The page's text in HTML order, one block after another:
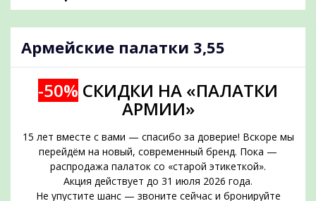
Армейские палатки 3,55
-50% СКИДКИ НА «ПАЛАТКИ
АРМИИ»
15 лет вместе с вами — спасибо за доверие! Вскоре мы
перейдём на новый, современный бренд. Пока —
распродажа палаток со «старой этикеткой».
Акция действует до 31 июля 2026 года.
Не упустите шанс — звоните сейчас и бронируйте